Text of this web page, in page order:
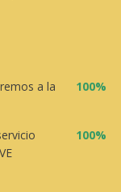
a la
100%
100%